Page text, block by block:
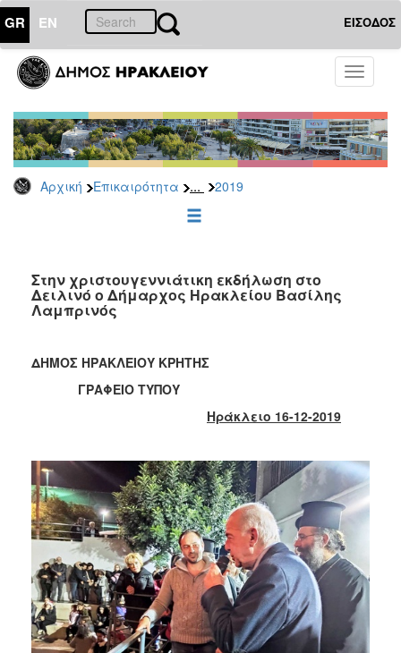
GR EN ΕΙΣΟΔΟΣ
Toggle
Αρχική Επικαιρότητα ... 2019
ΕΠΙΚΑΙΡΟΤΗΤΑ
Τύπου
Αρχείο
2026
2025
2022
2021
2019
2018
2015
2013
2012
2011
2010
2006
Στην χριστουγεννιάτικη εκδήλωση στο
Δειλινό ο Δήμαρχος Ηρακλείου Βασίλης
Λαμπρινός
ΔΗΜΟΣ ΗΡΑΚΛΕΙΟΥ ΚΡΗΤΗΣ
ΓΡΑΦΕΙΟ ΤΥΠΟΥ
Ηράκλειο 16-12-2019